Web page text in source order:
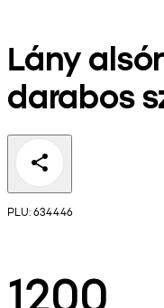
Lány
darabos
PLU: 634446
1200